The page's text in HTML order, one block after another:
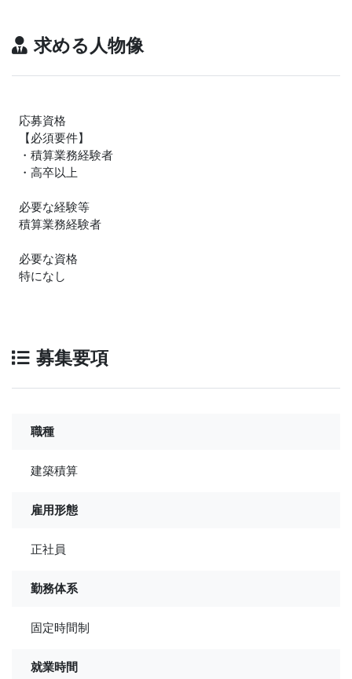
求める人物像
応募資格
【必須要件】
・積算業務経験者
・高卒以上
必要な経験等
積算業務経験者
必要な資格
特になし
募集要項
職種
建築積算
雇用形態
正社員
勤務体系
固定時間制
就業時間